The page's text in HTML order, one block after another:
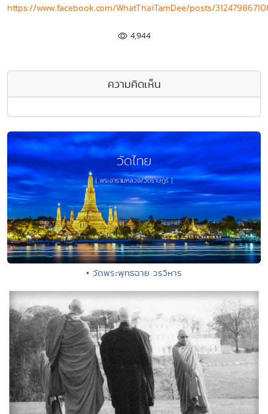
https://www.facebook.com/WhatThaiTamDee/posts/
4,944
ความคิดเห็น
• วัดพระพุทธฉาย วรวิหาร